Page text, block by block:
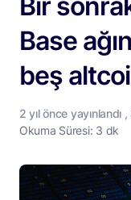
Base
beş
2 yılönce yayınlandı
Okuma Süresi: 3 dk